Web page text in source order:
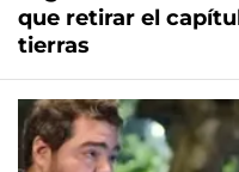
que retirar el
tierras